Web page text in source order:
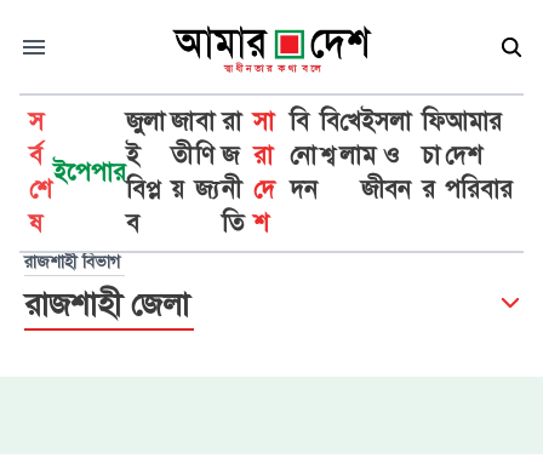
স
র্ব
শে
ষ
ইপেপার
জুলা
ই
বিপ্ল
ব
জা
তী
য়
বা
ণি
জ্য
রা
জ
নী
তি
সা
রা
দে
শ
বি
নো
দন
বি
শ্ব
খে
লা
ইসলা
ম ও
জীবন
ফি
চা
র
আমার
দেশ
পরিবার
রাজশাহী বিভাগ
রাজশাহী জেলা